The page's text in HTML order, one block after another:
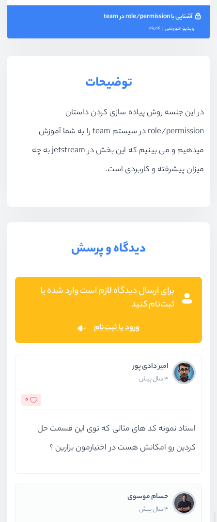
آشنایی با role/permission در team
ویدیو آموزشی 09:04
توضیحات
در این جلسه روش پیاده سازی کردن داستان
role/permission در سیستم team را به شما آموزش
میدهیم و می بینیم که این بخش در jetstream به چه
میزان پیشرفته و کاربردی است.
دیدگاه و پرسش
برای ارسال دیدگاه لازم است وارد شده یا
ثبت‌نام کنید
ورود یا ثبت‌نام
امیر دادی پور
3 سال پیش
0
استاد نمونه کد های مثالی که توی این قسمت حل
کردین رو امکانش هست در اختیارمون بزارین ؟
حسام موسوی
3 سال پیش